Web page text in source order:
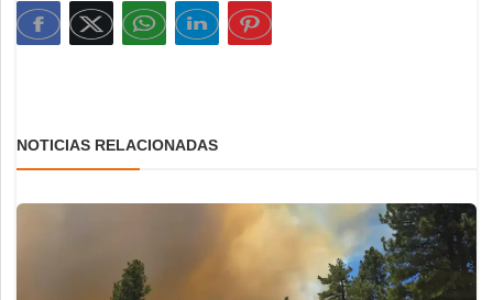
NOTICIAS RELACIONADAS